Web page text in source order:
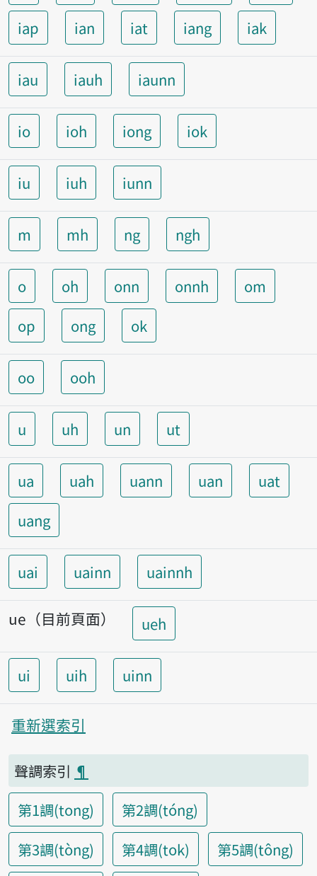
iap
ian iat iang iak
iau iauh iaunn
io ioh iong iok
iu iuh iunn
m mh ng ngh
o oh onn onnh
om
op
ong ok
oo ooh
u uh un ut
ua uah uann uan
uat
uang
uai uainn uainnh
ue（目前頁面） ueh
ui uih uinn
重新選索引
聲調索引 ¶
第1調(tong)
第2調(tóng)
第3調(tòng)
第4調(tok) 第5調(tông)